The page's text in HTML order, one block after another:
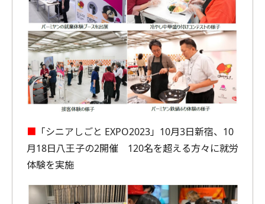
■ 「シニアしごと EXPO2023」10月3日新宿、10
月18日八王子の2開催 120名を超える方々に就労
体験を実施